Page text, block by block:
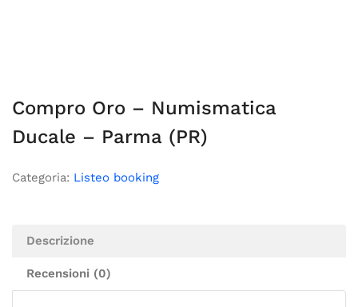
Compro Oro – Numismatica
Ducale – Parma (PR)
Categoria: Listeo booking
Descrizione
Recensioni (0)